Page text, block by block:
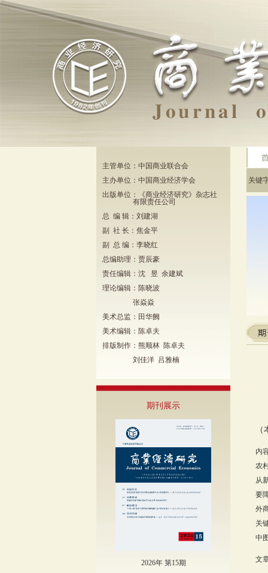
主管单位：中国商业联合会
主办单位：中国商业经济学会
出版单位：《商业经济研究》杂志社
有限责任公司
总 编 辑：刘建湖
副 社 长：焦金平
副 总 编：李晓红
总编助理：贾辰豪
责任编辑：沈 昱 余建斌
理论编辑：陈晓波
张焱焱
美术总监：田华阙
美术编辑：陈卓夫
排版制作：熊顺林 陈卓夫
刘佳洋 吕雅楠
期刊展示
2026年 第15期
关键
内
农
从
要
外
关
中
文